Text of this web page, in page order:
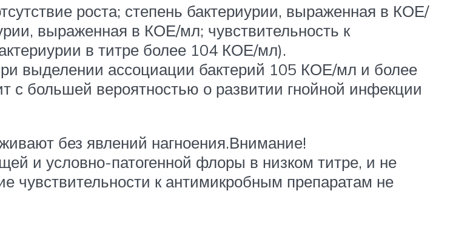
роста; степень бактериурии, выраженная в КОЕ/
выраженная в КОЕ/мл; чувствительность к
в титре более 104 КОЕ/мл).
выделении ассоциации бактерий 105 КОЕ/мл и более
с большей вероятностью о развитии гнойной инфекции
без явлений нагноения.Внимание!
и условно-патогенной флоры в низком титре, и не
чувствительности к антимикробным препаратам не